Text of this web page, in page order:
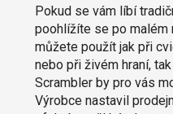
Pokud se vám líbí
poohlížíte se po malém
můžete použít jak při
nebo při živém hraní,
Scrambler by pro vás
Výrobce nastavil